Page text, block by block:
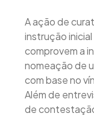
A ação de
instrução
comprovem a
nomeação de
com base no
Além de
de